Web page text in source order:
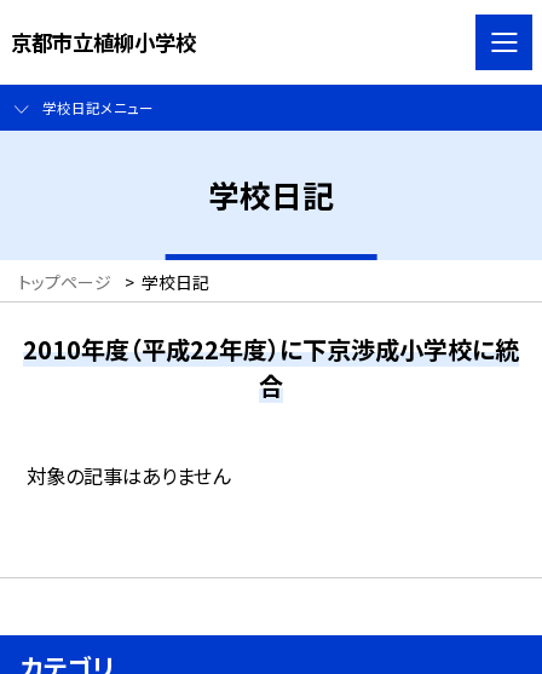
京都市立植柳小学校
学校日記メニュー
学校日記
トップページ > 学校日記
2010年度（平成22年度）に下京渉成小学校に統
合
対象の記事はありません